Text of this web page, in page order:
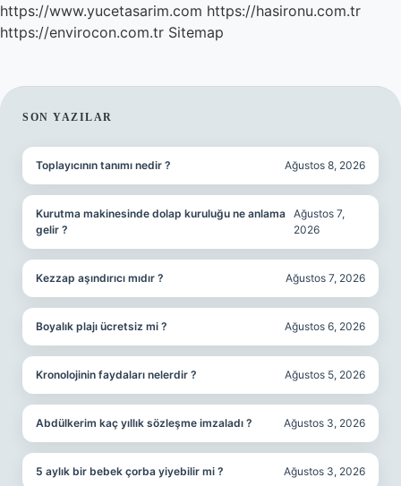
https://www.yucetasarim.com https://hasironu.com.tr
https://envirocon.com.tr Sitemap
SIDEBAR
SON YAZILAR
Toplayıcının tanımı nedir ? Ağustos 8, 2026
Kurutma makinesinde dolap kuruluğu ne anlama
gelir ?
Ağustos 7,
2026
Kezzap aşındırıcı mıdır ? Ağustos 7, 2026
Boyalık plajı ücretsiz mi ? Ağustos 6, 2026
Kronolojinin faydaları nelerdir ? Ağustos 5, 2026
Abdülkerim kaç yıllık sözleşme imzaladı ? Ağustos 3, 2026
5 aylık bir bebek çorba yiyebilir mi ? Ağustos 3, 2026